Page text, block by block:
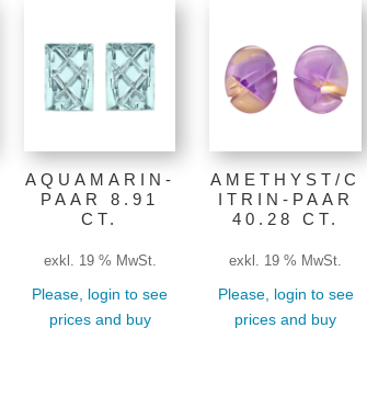
absteigend
AQUAMARIN-
PAAR 8.91
CT.
exkl. 19 % MwSt.
Please, login to see
prices and buy
AMETHYST/C
ITRIN-PAAR
40.28 CT.
exkl. 19 % MwSt.
Please, login to see
prices and buy